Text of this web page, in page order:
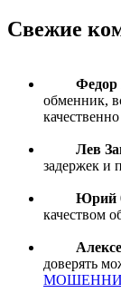
Свежие
Федор
обменник,
качественно
Лев
задержек и
Юрий
качеством
доверять